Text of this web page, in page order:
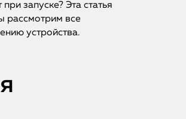
запуске? Эта статья
рассмотрим все
устройства.